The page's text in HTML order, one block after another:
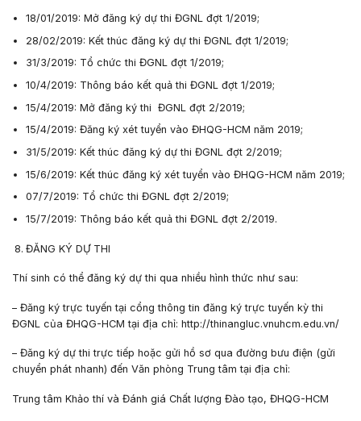
18/01/2019: Mở đăng ký dự thi ĐGNL đợt 1/2019;
28/02/2019: Kết thúc đăng ký dự thi ĐGNL đợt 1/2019;
31/3/2019: Tổ chức thi ĐGNL đợt 1/2019;
10/4/2019: Thông báo kết quả thi ĐGNL đợt 1/2019;
15/4/2019: Mở đăng ký thi ĐGNL đợt 2/2019;
15/4/2019: Đăng ký xét tuyển vào ĐHQG-HCM năm 2019;
31/5/2019: Kết thúc đăng ký dự thi ĐGNL đợt 2/2019;
15/6/2019: Kết thúc đăng ký xét tuyển vào ĐHQG-HCM năm 2019;
07/7/2019: Tổ chức thi ĐGNL đợt 2/2019;
15/7/2019: Thông báo kết quả thi ĐGNL đợt 2/2019.
ĐĂNG KÝ DỰ THI
Thí sinh có thể đăng ký dự thi qua nhiều hình thức như sau:
– Đăng ký trực tuyến tại cổng thông tin đăng ký trực tuyến kỳ thi
ĐGNL của ĐHQG-HCM tại địa chỉ: http://thinangluc.vnuhcm.edu.vn/
– Đăng ký dự thi trực tiếp hoặc gửi hồ sơ qua đường bưu điện (gửi
chuyển phát nhanh) đến Văn phòng Trung tâm tại địa chỉ:
Trung tâm Khảo thí và Đánh giá Chất lượng Đào tạo, ĐHQG-HCM